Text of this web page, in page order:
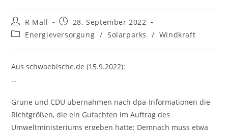
Beitrags-
Autor:
R Mall
Beitrag
veröffentlicht:
28. September 2022
Beitrags-
Energieversorgung / Solarparks / Windkraft
Aus schwaebische.de (15.9.2022):
…
Grüne und CDU übernahmen nach dpa-Informationen die
Richtgrößen, die ein Gutachten im Auftrag des
Umweltministeriums ergeben hatte: Demnach muss etwa